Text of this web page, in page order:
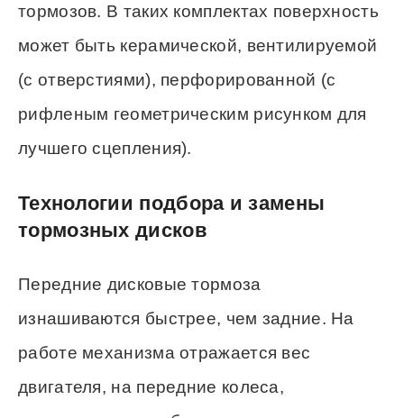
тормозов. В таких комплектах поверхность
может быть керамической, вентилируемой
(с отверстиями), перфорированной (с
рифленым геометрическим рисунком для
лучшего сцепления).
Технологии подбора и замены
тормозных дисков
Передние дисковые тормоза
изнашиваются быстрее, чем задние. На
работе механизма отражается вес
двигателя, на передние колеса,